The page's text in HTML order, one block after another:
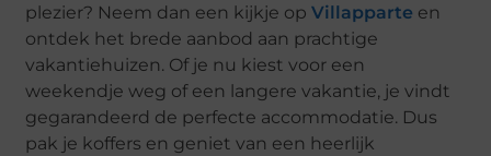
plezier? Neem dan een kijkje opVillapparte en
ontdek het brede aanbod aan prachtige
vakantiehuizen. Of je nu kiest voor een
weekendje weg of een langere vakantie, je vindt
gegarandeerd de perfecte accommodatie. Dus
pak je koffers en geniet van een heerlijk